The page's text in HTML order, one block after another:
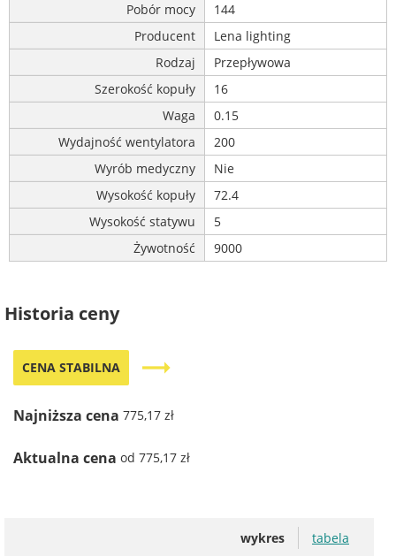
Pobór mocy
144
Producent
Lena lighting
Rodzaj
Przepływowa
Szerokość kopuły
16
Waga
0.15
Wydajność wentylatora
200
Wyrób medyczny
Nie
Wysokość kopuły
72.4
Wysokość statywu
5
Żywotność
9000
Historia ceny
CENA STABILNA trending_flat
Najniższa cena 775,17 zł
Aktualna cena od 775,17 zł
wykres tabela